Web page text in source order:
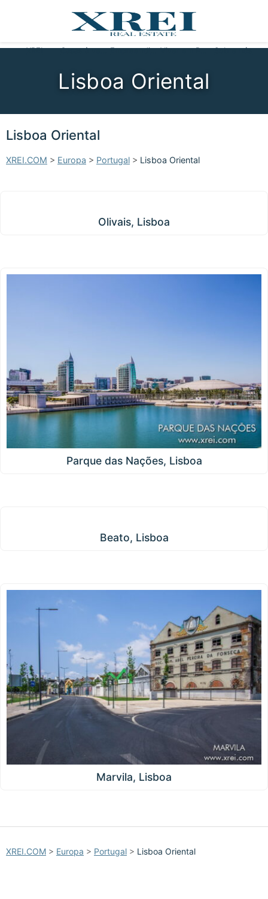
XREI Casas à venda Empreendimentos Viver em Portugal Sobre nós
Lisboa Oriental
Lisboa Oriental
XREI.COM > Europa > Portugal > Lisboa Oriental
Olivais, Lisboa
Parque das Nações, Lisboa
Beato, Lisboa
Marvila, Lisboa
XREI.COM > Europa > Portugal > Lisboa Oriental